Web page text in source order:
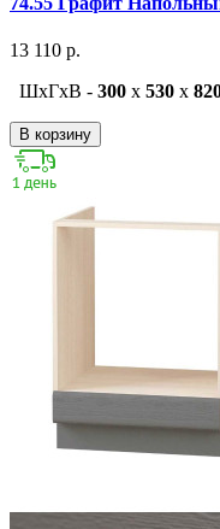
13 110 р.
ШxГxВ - 300 x 530 x
В корзину